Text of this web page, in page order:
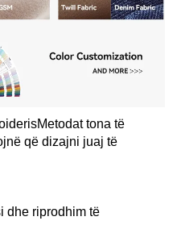
tona të
që dizajni juaj të
dhe riprodhim të